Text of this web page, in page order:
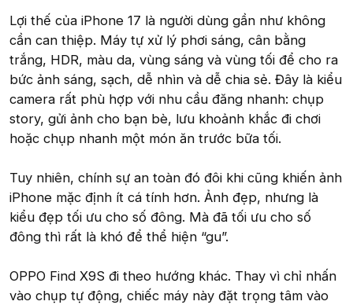
Lợi thế của iPhone 17 là người dùng gần như không
cần can thiệp. Máy tự xử lý phơi sáng, cân bằng
trắng, HDR, màu da, vùng sáng và vùng tối để cho ra
bức ảnh sáng, sạch, dễ nhìn và dễ chia sẻ. Đây là kiểu
camera rất phù hợp với nhu cầu đăng nhanh: chụp
story, gửi ảnh cho bạn bè, lưu khoảnh khắc đi chơi
hoặc chụp nhanh một món ăn trước bữa tối.
Tuy nhiên, chính sự an toàn đó đôi khi cũng khiến ảnh
iPhone mặc định ít cá tính hơn. Ảnh đẹp, nhưng là
kiểu đẹp tối ưu cho số đông. Mà đã tối ưu cho số
đông thì rất là khó để thể hiện “gu”.
OPPO Find X9S đi theo hướng khác. Thay vì chỉ nhấn
vào chụp tự động, chiếc máy này đặt trọng tâm vào